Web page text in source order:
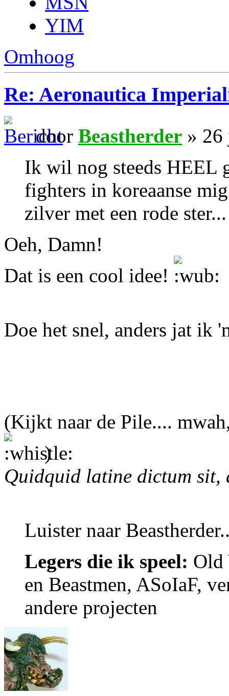
YIM
Omhoog
Re: Aeronautica
door Beastherder » 26
Ik wil nog steeds HEEL
fighters in koreaanse
zilver met een rode ster...
Oeh, Damn!
Dat is een cool idee!
Doe het snel, anders jat ik
(Kijkt naar de Pile....
)
Quidquid latine dictum sit,
Luister naar
Legers die ik speel: Old
en Beastmen, ASoIaF,
andere projecten